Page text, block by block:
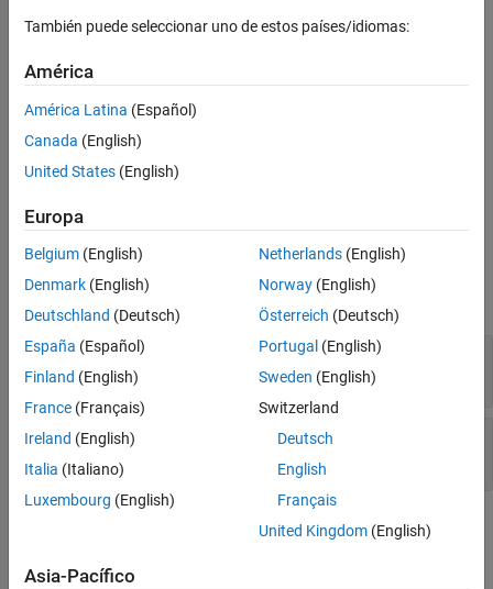
Create Custom Visualization
getHandlesToBlockStorages
ON THIS PAGE
Syntax
Output Arguments
Version History
See Also
Syntax
Description
getHandlesToBlockStorages(
handles for the block specified by
simevents.Storage objects.
Input Arguments
obj—SimulationObserver object
character vector
blkPath
Full path to block
character vector
expand all
También puede seleccionar uno de estos países/idiomas:
América
América Latina (Español)
Canada (English)
United States (English)
Europa
Belgium (English)
Denmark (English)
Deutschland (Deutsch)
España (Español)
Finland (English)
France (Français)
Ireland (English)
Italia (Italiano)
Luxembourg (English)
Netherlands(English)
Norway(English)
Österreich (Deutsch)
Portugal (English)
Sweden (English)
Switzerland
Deutsch
English
Français
United Kingdom(English)
Asia-Pacífico